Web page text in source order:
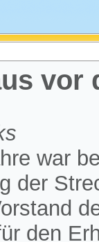
vor
war
der
den